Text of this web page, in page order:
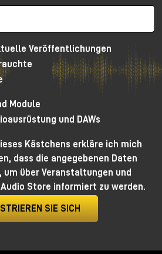
ihn besonders effektiv für
erstellen möchten, bei denen
dem Klang, der Modulation oder
ergibt, anstatt
starren metrischen Raster
desNew Universal
, bei dem jedes Modul zu einem
Signalverteilung beiträgt.
Noise GTE so
N.U.S.-System ist
Veröffentlichungen
Module
und DAWs
Kästchens erkläre ich mich
dass die angegebenen Daten
über Veranstaltungen und
Store informiert zu werden.
SIE SICH